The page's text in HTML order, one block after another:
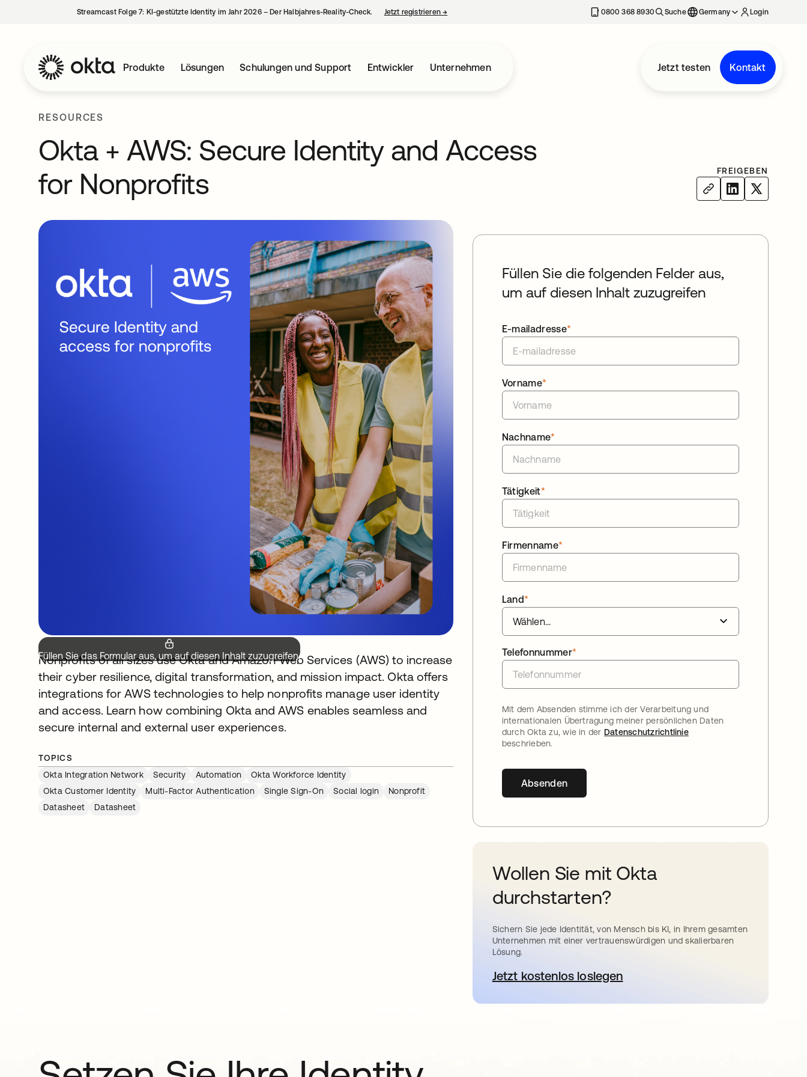
Streamcast Folge 7: KI-gestützte Identity im Jahr 2026 – Der Halbjahres-Reality-Check. Jetzt registrieren→ 0800 368 8930 Suche Germany Login
Produkte Lösungen Schulungen und Support Entwickler Unternehmen Jetzt testen Kontakt
RESOURCES
Okta + AWS: Secure Identity and Access
for Nonprofits
FREIGEBEN
Füllen Sie das Formular aus, um auf diesen Inhalt zuzugreifen.
Nonprofits of all sizes use Okta and Amazon Web Services (AWS) to increase
their cyber resilience, digital transformation, and mission impact. Okta offers
integrations for AWS technologies to help nonprofits manage user identity
and access. Learn how combining Okta and AWS enables seamless and
secure internal and external user experiences.
TOPICS
Okta Integration Network
Security Automation
Okta Workforce Identity
Okta Customer Identity
Multi-Factor Authentication Single Sign-On Social login
Nonprofit
Datasheet
Datasheet
Füllen Sie die folgenden Felder aus,
um auf diesen Inhalt zuzugreifen
*
E-mailadresse
*
Vorname
*
Nachname
*
Tätigkeit
*
Firmenname
*
Land
*
Telefonnummer
Mit dem Absenden stimme ich der Verarbeitung und
internationalen Übertragung meiner persönlichen Daten
durch Okta zu, wie in der Datenschutzrichtlinie
beschrieben.
Absenden
Wollen Sie mit Okta
durchstarten?
Sichern Sie jede Identität, von Mensch bis KI, in Ihrem gesamten
Unternehmen mit einer vertrauenswürdigen und skalierbaren
Lösung.
Jetzt kostenlos loslegenwird in einer neuen Registerkarte geöffnet